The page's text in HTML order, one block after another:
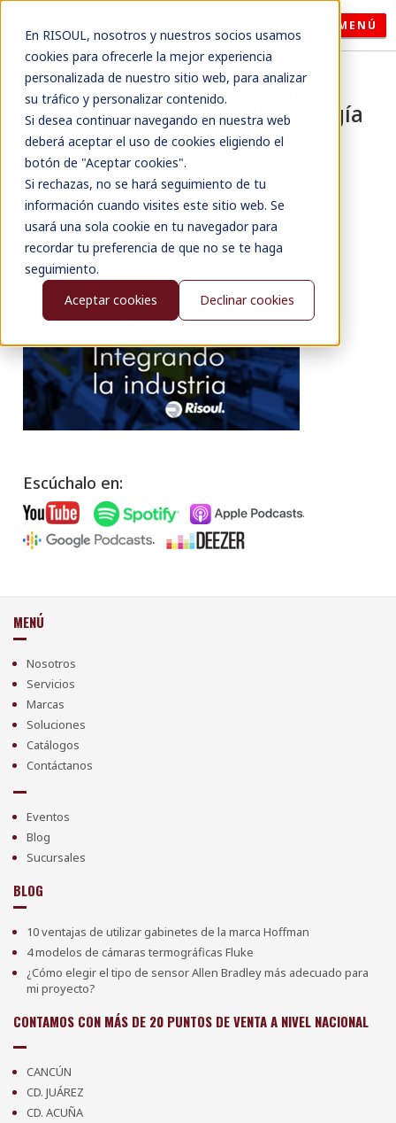
En RISOUL, nosotros y nuestros socios usamos
cookies para ofrecerle la mejor experiencia
personalizada de nuestro sitio web, para analizar
su tráfico y personalizar contenido.
Si desea continuar navegando en nuestra web
deberá aceptar el uso de cookies eligiendo el
botón de "Aceptar cookies".
Si rechazas, no se hará seguimiento de tu
información cuando visites este sitio web. Se
usará una sola cookie en tu navegador para
recordar tu preferencia de que no se te haga
seguimiento.
Aceptar cookies
Declinar cookies
MENÚ
Sostenibilidad industrial por
medio del monitoreo de energía
Por: Dominique Dias, CEO en Exakom
Escúchalo en:
.
.
MENÚ
Nosotros
Servicios
Marcas
Soluciones
Catálogos
Contáctanos
Eventos
Blog
Sucursales
BLOG
10 ventajas de utilizar gabinetes de la marca Hoffman
4 modelos de cámaras termográficas Fluke
¿Cómo elegir el tipo de sensor Allen Bradley más adecuado para
mi proyecto?
CONTAMOS CON MÁS DE 20 PUNTOS DE VENTA A NIVEL NACIONAL
CANCÚN
CD. JUÁREZ
CD. ACUÑA